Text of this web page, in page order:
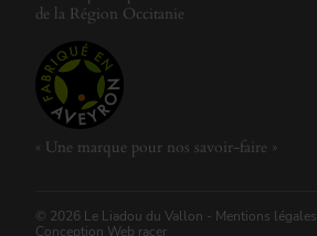
de la Région Occitanie
« Une marque pour nos savoir-faire »
© 2026 Le Liadou du Vallon - Mentions légales
Conception Web racer